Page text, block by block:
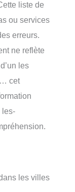
liste de
ou services
erreurs.
ne reflète
les
cet
les-
les villes